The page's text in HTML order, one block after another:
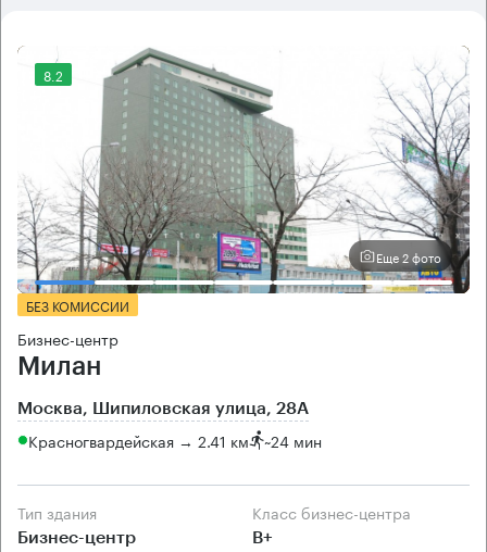
8.2
Еще 2 фото
БЕЗ КОМИССИИ
Бизнес-центр
Милан
Москва, Шипиловская улица, 28А
Красногвардейская → 2.41 км ~24 мин
Тип здания
Бизнес-центр
Класс бизнес-центра
B+